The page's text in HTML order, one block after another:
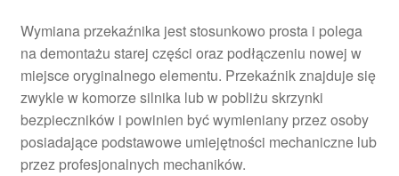
Wymiana przekaźnika jest stosunkowo prosta i polega
na demontażu starej części oraz podłączeniu nowej w
miejsce oryginalnego elementu. Przekaźnik znajduje się
zwykle w komorze silnika lub w pobliżu skrzynki
bezpieczników i powinien być wymieniany przez osoby
posiadające podstawowe umiejętności mechaniczne lub
przez profesjonalnych mechaników.